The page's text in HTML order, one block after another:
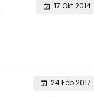
17 Okt 2014
24 Feb 2017